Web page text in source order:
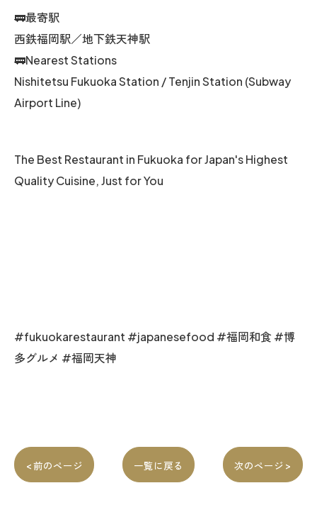
🚃最寄駅
西鉄福岡駅／地下鉄天神駅
🚃Nearest Stations
Nishitetsu Fukuoka Station / Tenjin Station (Subway
Airport Line)
The Best Restaurant in Fukuoka for Japan's Highest
Quality Cuisine, Just for You
#fukuokarestaurant #japanesefood #福岡和食 #博
多グルメ #福岡天神
< 前のページ 一覧に戻る 次のページ >